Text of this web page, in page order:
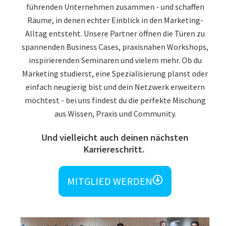
führenden Unternehmen zusammen - und schaffen
Räume, in denen echter Einblick in den Marketing-
Alltag entsteht. Unsere Partner öffnen die Türen zu
spannenden Business Cases, praxisnahen Workshops,
inspirierenden Seminaren und vielem mehr. Ob du
Marketing studierst, eine Spezialisierung planst oder
einfach neugierig bist und dein Netzwerk erweitern
möchtest - bei uns findest du die perfekte Mischung
aus Wissen, Praxis und Community.
Und vielleicht auch deinen nächsten
Karriereschritt.
MITGLIED WERDEN